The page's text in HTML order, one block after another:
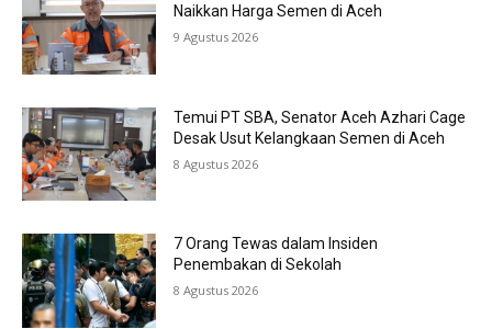
Naikkan Harga Semen di Aceh
9 Agustus 2026
Temui PT SBA, Senator Aceh Azhari Cage
Desak Usut Kelangkaan Semen di Aceh
8 Agustus 2026
7 Orang Tewas dalam Insiden
Penembakan di Sekolah
8 Agustus 2026